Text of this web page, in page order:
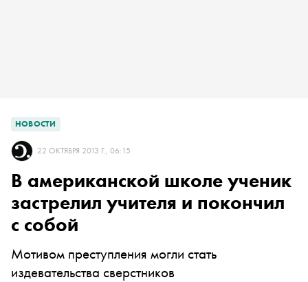
НОВОСТИ
22 ОКТЯБРЯ 2013 Г., 06:15
В американской школе ученик
застрелил учителя и покончил
с собой
Мотивом преступления могли стать
издевательства сверстников